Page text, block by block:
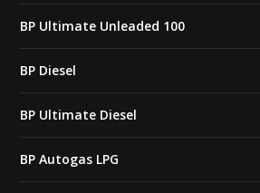
BP Ultimate Unleaded 100
BP Diesel
BP Ultimate Diesel
BP Autogas LPG